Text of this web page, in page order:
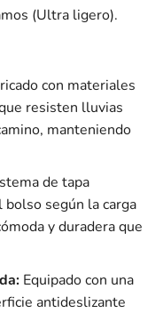
(Ultra ligero).
con materiales
resisten lluvias
manteniendo
de tapa
según la carga
y duradera que
Equipado con una
antideslizante